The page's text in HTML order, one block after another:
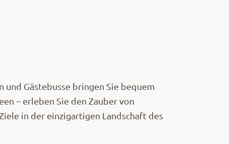
und Gästebusse bringen Sie bequem
– erleben Sie den Zauber von
in der einzigartigen Landschaft des